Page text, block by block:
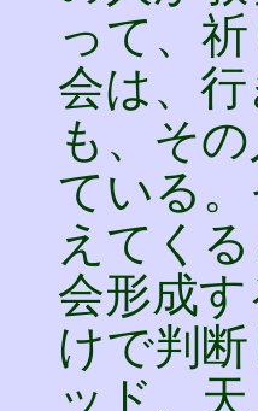
って、
会は、
も、そ
ている
えてく
会形成
けで判
ッド、